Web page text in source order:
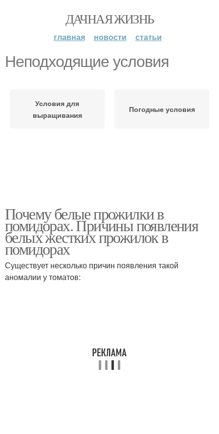
ДАЧНАЯ ЖИЗНЬ
главная новости статьи
Неподходящие условия
Условия для
выращивания
Погодные условия
Почему белые прожилки в
помидорах. Причины появления
белых жестких прожилок в
помидорах
Существует несколько причин появления такой
аномалии у томатов: